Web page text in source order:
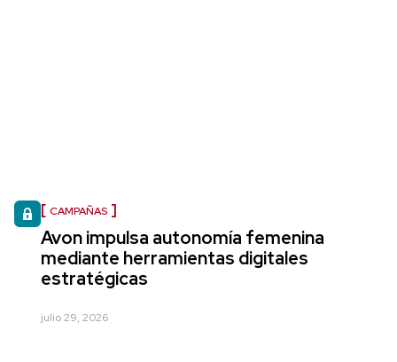
CAMPAÑAS
Avon impulsa autonomía femenina
mediante herramientas digitales
estratégicas
julio 29, 2026